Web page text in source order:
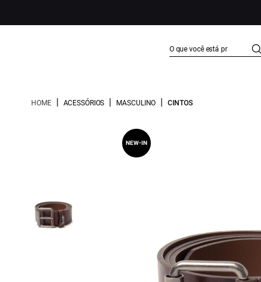
HOME | ACESSÓRIOS | MASCULINO | CINTOS
NEW-IN